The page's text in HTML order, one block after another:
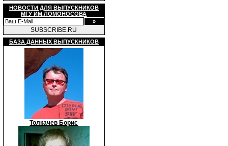
НОВОСТИ ДЛЯ ВЫПУСКНИКОВ
МГУ ИМ.ЛОМОНОСОВА
SUBSCRIBE.RU
БАЗА ДАННЫХ ВЫПУСКНИКОВ
Толкачев Борис